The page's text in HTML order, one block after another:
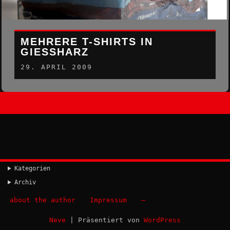
MEHRERE T-SHIRTS IN
GIESSHARZ
29. APRIL 2009
Kategorien
Archiv
about the author Impressum –
Neve | Präsentiert von WordPress